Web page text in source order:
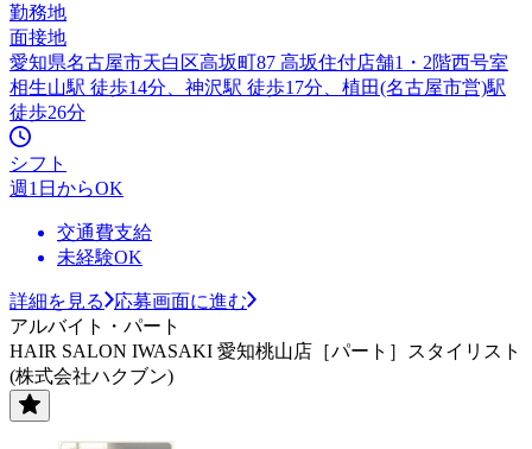
勤務地
面接地
愛知県名古屋市天白区高坂町87 高坂住付店舗1・2階西号室
相生山駅 徒歩14分、神沢駅 徒歩17分、植田(名古屋市営)駅
徒歩26分
シフト
週1日からOK
交通費支給
未経験OK
詳細を見る
応募画面に進む
アルバイト・パート
HAIR SALON IWASAKI 愛知桃山店［パート］スタイリスト
(株式会社ハクブン)